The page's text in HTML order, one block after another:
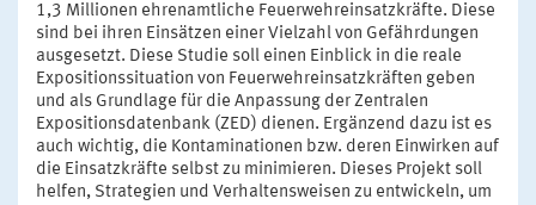
1,3 Millionen ehrenamtliche Feuerwehreinsatzkräfte. Diese
sind bei ihren Einsätzen einer Vielzahl von Gefährdungen
ausgesetzt. Diese Studie soll einen Einblick in die reale
Expositionssituation von Feuerwehreinsatzkräften geben
und als Grundlage für die Anpassung der Zentralen
Expositionsdatenbank (ZED) dienen. Ergänzend dazu ist es
auch wichtig, die Kontaminationen bzw. deren Einwirken auf
die Einsatzkräfte selbst zu minimieren. Dieses Projekt soll
helfen, Strategien und Verhaltensweisen zu entwickeln, um